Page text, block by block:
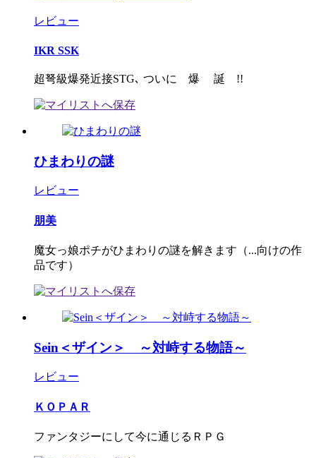
レビュー
IKR SSK
超弩級爆発近接STG､ ついに 爆 誕 !!
ひまわりの謎
レビュー
朋美
魔女っ娘ポチがひまわりの謎を解きます（...向けの作
品です）
Sein＜ザイン＞ ～対峙する物語～
レビュー
ＫＯＰＡＲ
ファンタジーにして今に通じるＲＰＧ